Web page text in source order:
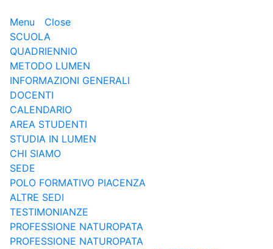
Menu
Close
SCUOLA
QUADRIENNIO
METODO LUMEN
INFORMAZIONI GENERALI
DOCENTI
CALENDARIO
AREA STUDENTI
STUDIA IN LUMEN
CHI SIAMO
SEDE
POLO FORMATIVO PIACENZA
ALTRE SEDI
TESTIMONIANZE
PROFESSIONE NATUROPATA
PROFESSIONE NATUROPATA